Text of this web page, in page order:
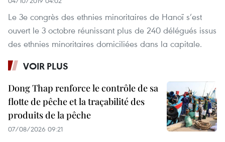
Le 3e congrès des ethnies minoritaires de Hanoï s’est
ouvert le 3 octobre réunissant plus de 240 délégués issus
des ethnies minoritaires domiciliées dans la capitale.
VOIR PLUS
Dong Thap renforce le contrôle de sa
flotte de pêche et la traçabilité des
produits de la pêche
07/08/2026 09:21